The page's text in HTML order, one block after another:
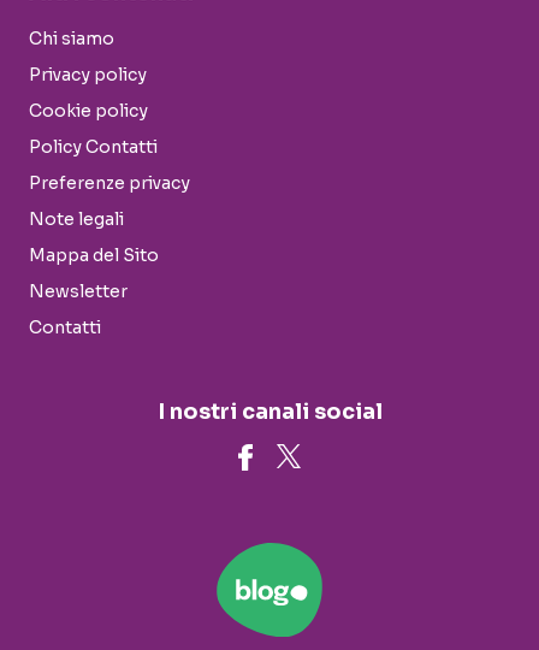
Chi siamo
Privacy policy
Cookie policy
Policy Contatti
Preferenze privacy
Note legali
Mappa del Sito
Newsletter
Contatti
I nostri canali social